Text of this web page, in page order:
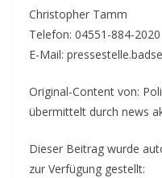
Christopher Tamm
Telefon: 04551-884-2020
E-Mail:
Original-Content von:
übermittelt durch news
Dieser Beitrag wurde
zur Verfügung gestellt: